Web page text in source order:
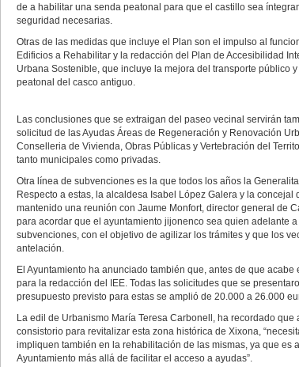
de a habilitar una senda peatonal para que el castillo sea
seguridad necesarias.
Otras de las medidas que incluye el Plan son el impulso al
Edificios a Rehabilitar y la redacción del Plan de Accesibilidad
Urbana Sostenible, que incluye la mejora del transporte público
peatonal del casco antiguo.
Las conclusiones que se extraigan del paseo vecinal servirán
solicitud de las Ayudas Áreas de Regeneración y Renovación
Conselleria de Vivienda, Obras Públicas y Vertebración del
tanto municipales como privadas.
Otra línea de subvenciones es la que todos los años la
Respecto a estas, la alcaldesa Isabel López Galera y la
mantenido una reunión con Jaume Monfort, director general de
para acordar que el ayuntamiento jijonenco sea quien adelante
subvenciones, con el objetivo de agilizar los trámites y que los
antelación.
El Ayuntamiento ha anunciado también que, antes de que
para la redacción del IEE. Todas las solicitudes que se
presupuesto previsto para estas se amplió de 20.000 a 26.000
La edil de Urbanismo María Teresa Carbonell, ha recordado que
consistorio para revitalizar esta zona histórica de Xixona,
impliquen también en la rehabilitación de las mismas, ya que es
Ayuntamiento más allá de facilitar el acceso a ayudas”.